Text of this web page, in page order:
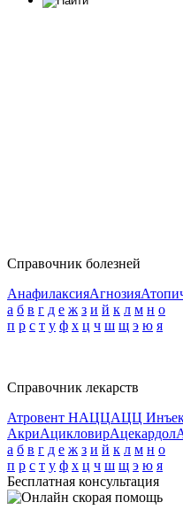
Справочник болезней
АнафилаксияАгнозия
а б в г д е ж з и й к л м н о
п р с т у ф х ц ч ш щ э ю я
Справочник лекарств
Атровент НАЦЦАЦЦ
АкриАцикловирАцекардол
а б в г д е ж з и й к л м н о
п р с т у ф х ц ч ш щ э ю я
Бесплатная консультация